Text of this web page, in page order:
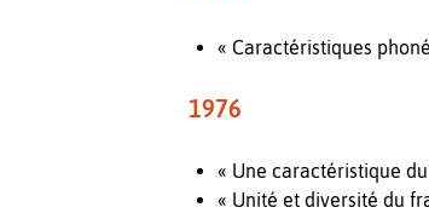
« Caractéristiques
1976
« Une caractéristique
« Unité et diversité du